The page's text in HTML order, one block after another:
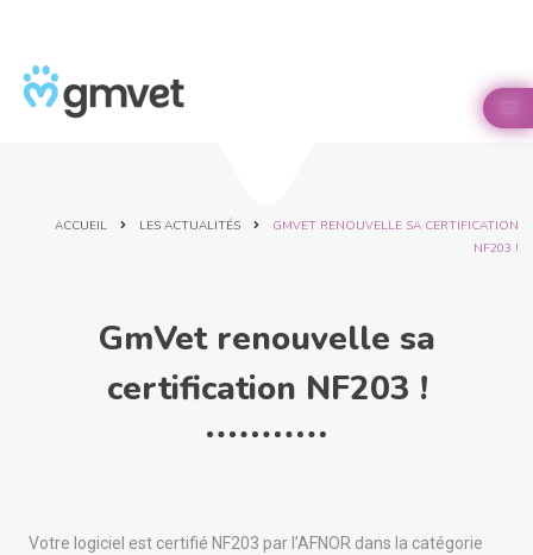
ACCUEIL LES ACTUALITÉS
GMVET RENOUVELLE SA CERTIFICATION
NF203 !
GmVet renouvelle sa
certification NF203 !
Votre logiciel est certifié NF203 par l’AFNOR dans la catégorie